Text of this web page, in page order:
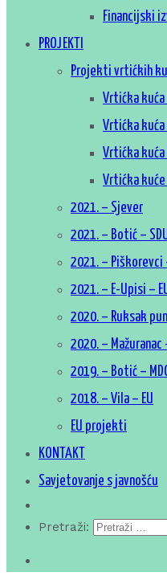
Financijski
PROJEKTI
Projekti vrtićkih
Vrtićka
Vrtićka kuća
Vrtićka kuća
Vrtićka
2021. – Sjever
2021. – Botić –
2021. – Piškorevci
2021. – E-Upisi –
2020. – Ruksak
2020. – Mažuranac
2019. – Botić –
2018. – Vila – EU
EU projekti
KONTAKT
Savjetovanje s javnošću
Pretraži: